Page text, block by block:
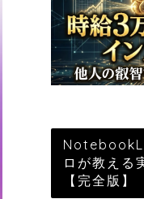
ロが教える
【完全版】